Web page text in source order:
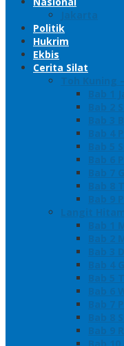
Jakarta
Politik
Hukrim
Ekbis
Cerita Silat
Toh Kuning
Bab 1
Bab 2
Bab 3
Bab 4
Bab 5
Bab 6
Bab 7
Bab 8
Bab 9
Langit
Bab 1
Bab 2
Bab 3
Bab 4
Bab 5
Bab 6
Bab 7
Bab 8
Bab 9